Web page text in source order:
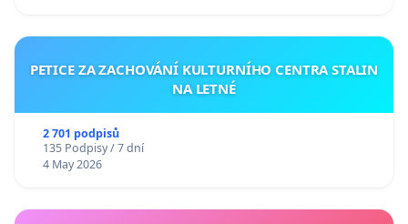
PETICE ZA ZACHOVÁNÍ KULTURNÍHO CENTRA STALIN
NA LETNÉ
2 701 podpisů
135 Podpisy / 7 dní
4 May 2026